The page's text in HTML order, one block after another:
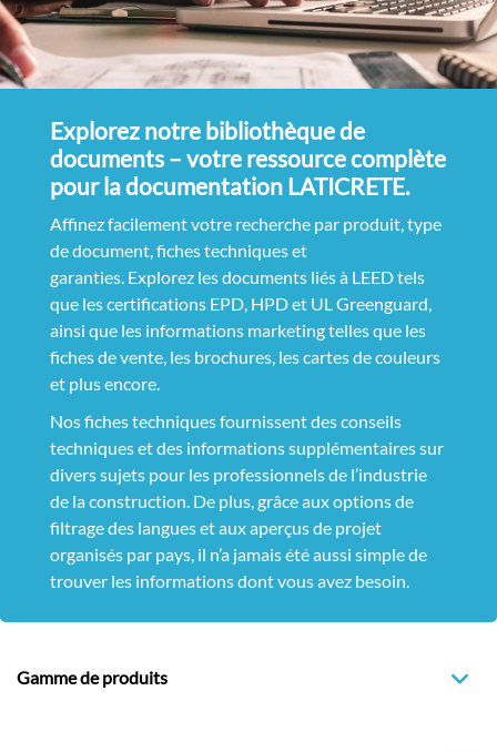
Explorez notre bibliothèque de
documents – votre ressource complète
pour la documentation LATICRETE.
Affinez facilement votre recherche par produit, type
de document, fiches techniques et
garanties. Explorez les documents liés à LEED tels
que les certifications EPD, HPD et UL Greenguard,
ainsi que les informations marketing telles que les
fiches de vente, les brochures, les cartes de couleurs
et plus encore.
Nos fiches techniques fournissent des conseils
techniques et des informations supplémentaires sur
divers sujets pour les professionnels de l’industrie
de la construction. De plus, grâce aux options de
filtrage des langues et aux aperçus de projet
organisés par pays, il n’a jamais été aussi simple de
trouver les informations dont vous avez besoin.
Gamme de produits